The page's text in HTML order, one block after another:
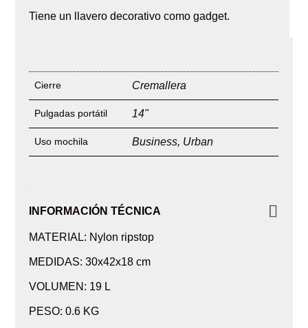
Tiene un llavero decorativo como gadget.
Cierre Cremallera
Pulgadas portátil 14"
Uso mochila Business, Urban
INFORMACIÓN TÉCNICA
MATERIAL: Nylon ripstop
MEDIDAS: 30x42x18 cm
VOLUMEN: 19 L
PESO: 0.6 KG